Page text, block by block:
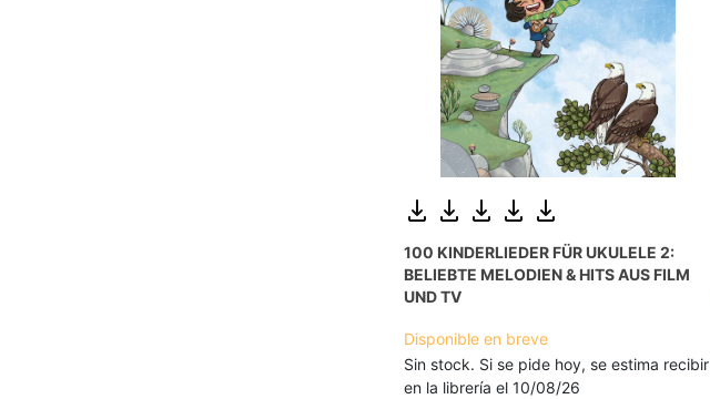
100 KINDERLIEDER FÜR UKULELE 2:
BELIEBTE MELODIEN & HITS AUS FILM
UND TV
Disponible en breve
Sin stock. Si se pide hoy, se estima recibir
en la librería el 10/08/26